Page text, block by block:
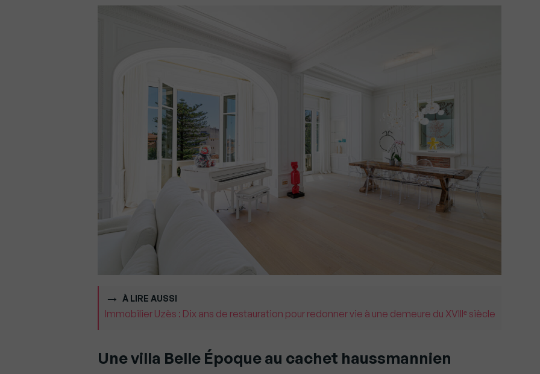
À LIRE AUSSI
Immobilier Uzès : Dix ans de restauration pour redonner vie à une demeure du XVIIIᵉ siècle
Une villa Belle Époque au cachet haussmannien